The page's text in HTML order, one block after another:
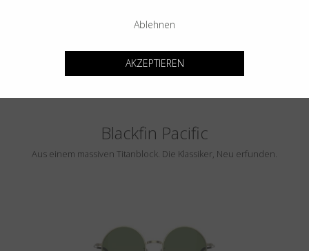
Blackfin Pacific
Aus einem massiven Titanblock. Die Klassiker, Neu erfunden.
Ablehnen
AKZEPTIEREN